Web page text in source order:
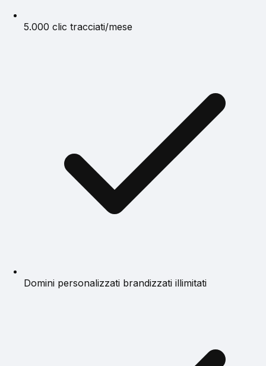
5.000 clic tracciati/mese
Domini personalizzati brandizzati illimitati